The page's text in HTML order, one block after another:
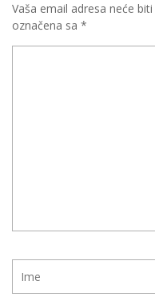
Vaša email adresa neće
označena sa *